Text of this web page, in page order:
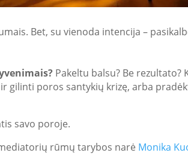
Bet, su vienoda intencija –
Pakeltu balsu? Be rezultato?
gilinti poros santykių krizę, arba
savo poroje.
rūmų tarybos narė Monika